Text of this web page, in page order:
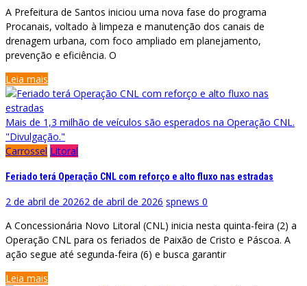
A Prefeitura de Santos iniciou uma nova fase do programa
Procanais, voltado à limpeza e manutenção dos canais de
drenagem urbana, com foco ampliado em planejamento,
prevenção e eficiência. O
Leia mais
Mais de 1,3 milhão de veículos são esperados na Operação CNL.
"Divulgação."
Carrossel Litoral
Feriado terá Operação CNL com reforço e alto fluxo nas estradas
2 de abril de 20262 de abril de 2026 spnews 0
A Concessionária Novo Litoral (CNL) inicia nesta quinta-feira (2) a
Operação CNL para os feriados de Paixão de Cristo e Páscoa. A
ação segue até segunda-feira (6) e busca garantir
Leia mais